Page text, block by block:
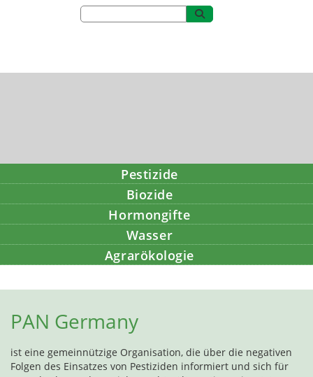
Pestizide
Biozide
Hormongifte
Wasser
Agrarökologie
PAN Germany
ist eine gemeinnützige Organisation, die über die negativen
Folgen des Einsatzes von Pestiziden informiert und sich für